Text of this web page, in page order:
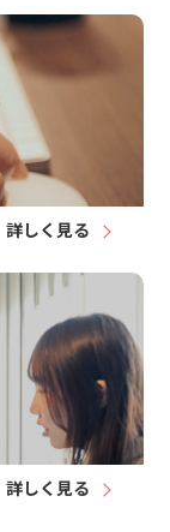
詳しく見る
詳しく見る